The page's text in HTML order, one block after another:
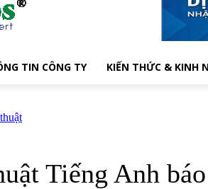
TIN CÔNG TY KIẾN THỨC & KINH
Tiếng Anh